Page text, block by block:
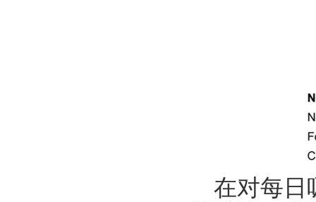
在对每日